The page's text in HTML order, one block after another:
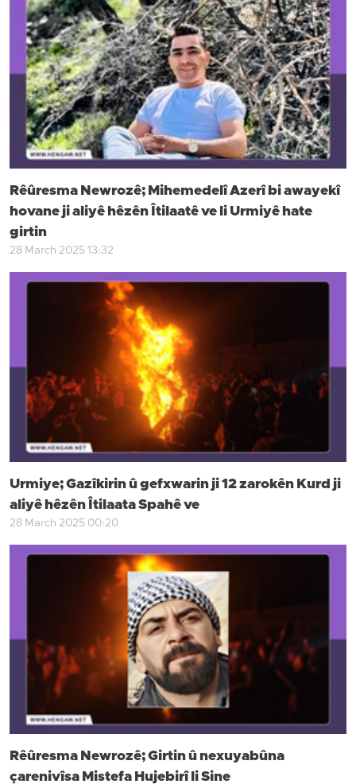
Rêûresma Newrozê; Mihemedelî Azerî bi awayekî
hovane ji aliyê hêzên Îtilaatê ve li Urmiyê hate
girtin
28 March 2025 13:32
Urmiye; Gazîkirin û gefxwarin ji 12 zarokên Kurd ji
aliyê hêzên Îtilaata Spahê ve
28 March 2025 00:20
Rêûresma Newrozê; Girtin û nexuyabûna
çarenivîsa Mistefa Hujebirî li Sine